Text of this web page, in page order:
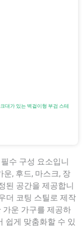
대가 있는 벽걸이형 부검 스테
수 구성 요소입니
, 후드, 마스크, 장
된 공간을 제공합니
더 코팅 스틸로 제작
가운 가구를 제공하
쉽게 맞춤화할 수 있